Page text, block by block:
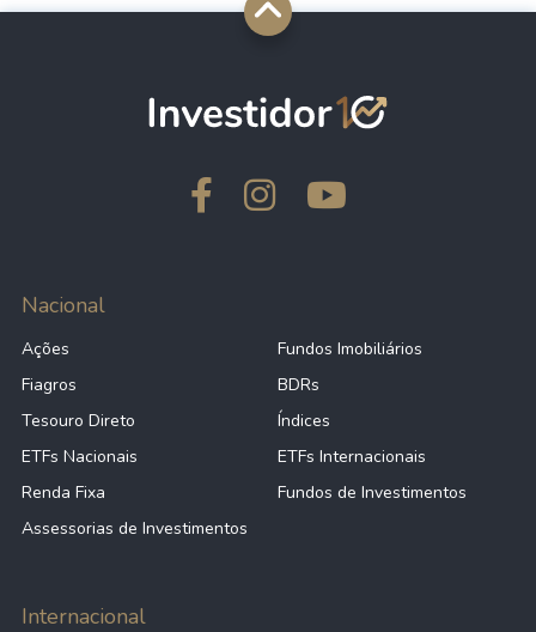
Nacional
Ações
Fundos Imobiliários
Fiagros
BDRs
Tesouro Direto
Índices
ETFs Nacionais
ETFs Internacionais
Renda Fixa
Fundos de Investimentos
Assessorias de Investimentos
Internacional